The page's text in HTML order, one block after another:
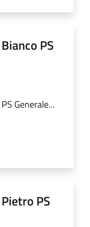
PS
Generale...
PS